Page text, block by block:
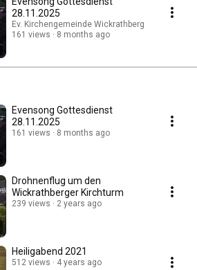
28.11.2025
Ev. Kirchengemeinde Wickrathberg
161 views
8 months ago
Evensong Gottesdienst
28.11.2025
161 views 8 months ago
Drohnenflug um den
Wickrathberger Kirchturm
239 views 2 years ago
Heiligabend 2021
512 views 4 years ago